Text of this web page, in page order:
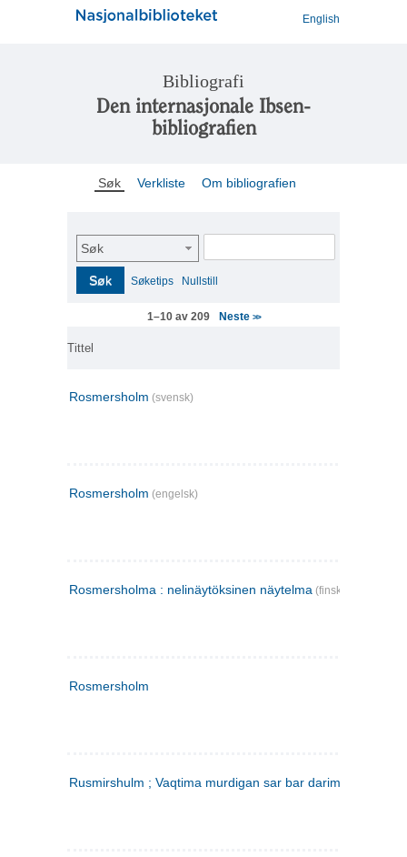
English
Bibliografi
Den internasjonale Ibsen-
bibliografien
Søk Verkliste Om bibliografien
Søk
Søk Søketips Nullstill
1–10 av 209 Neste >>
Tittel
Rosmersholm (svensk)
Rosmersholm (engelsk)
Rosmersholma : nelinäytöksinen näytelma (finsk)
Rosmersholm
Rusmirshulm ; Vaqtima murdigan sar bar darim